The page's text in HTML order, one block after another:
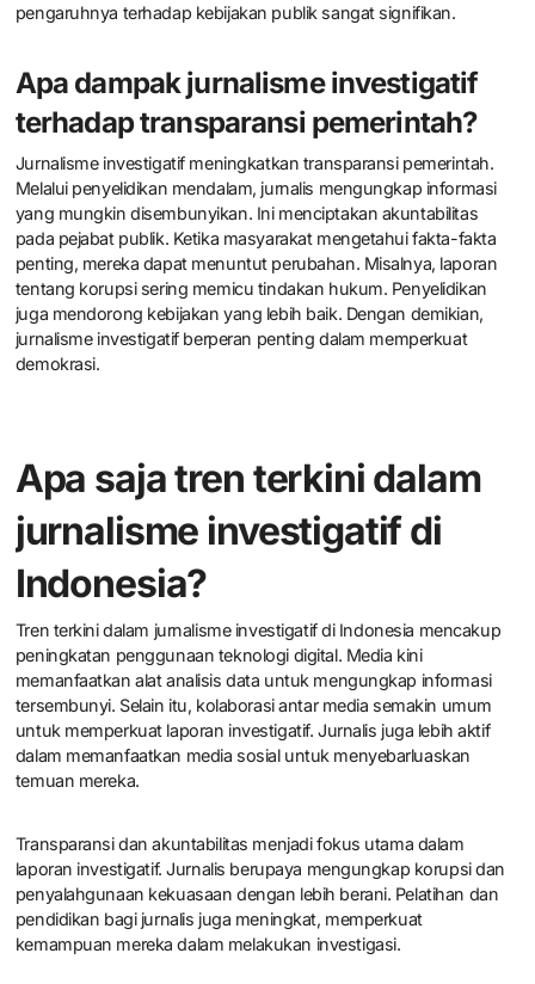
pengaruhnya terhadap kebijakan publik sangat signifikan.
Apa dampak jurnalisme investigatif
terhadap transparansi pemerintah?
Jurnalisme investigatif meningkatkan transparansi pemerintah.
Melalui penyelidikan mendalam, jurnalis mengungkap informasi
yang mungkin disembunyikan. Ini menciptakan akuntabilitas
pada pejabat publik. Ketika masyarakat mengetahui fakta-fakta
penting, mereka dapat menuntut perubahan. Misalnya, laporan
tentang korupsi sering memicu tindakan hukum. Penyelidikan
juga mendorong kebijakan yang lebih baik. Dengan demikian,
jurnalisme investigatif berperan penting dalam memperkuat
demokrasi.
Apa saja tren terkini dalam
jurnalisme investigatif di
Indonesia?
Tren terkini dalam jurnalisme investigatif di Indonesia mencakup
peningkatan penggunaan teknologi digital. Media kini
memanfaatkan alat analisis data untuk mengungkap informasi